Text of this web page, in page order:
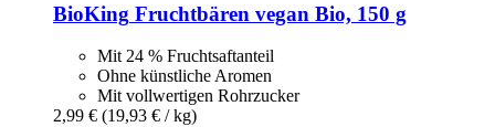
BioKing Fruchtbären vegan Bio, 150 g
Mit 24 % Fruchtsaftanteil
Ohne künstliche Aromen
Mit vollwertigen Rohrzucker
2,99 € (19,93 € / kg)